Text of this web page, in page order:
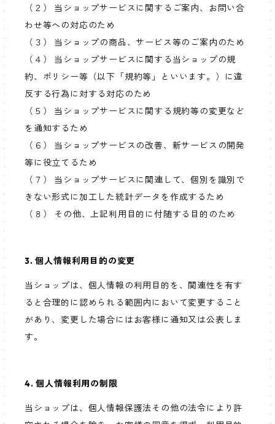
（２） 当ショップサービスに関するご案内、お問い合
わせ等への対応のため
（３） 当ショップの商品、サービス等のご案内のため
（４） 当ショップサービスに関する当ショップの規
約、ポリシー等（以下「規約等」といいます。）に違
反する行為に対する対応のため
（５） 当ショップサービスに関する規約等の変更など
を通知するため
（６） 当ショップサービスの改善、新サービスの開発
等に役立てるため
（７） 当ショップサービスに関連して、個別を識別で
きない形式に加工した統計データを作成するため
（８） その他、上記利用目的に付随する目的のため
3. 個人情報利用目的の変更
当ショップは、個人情報の利用目的を、関連性を有す
ると合理的に認められる範囲内において変更すること
があり、変更した場合にはお客様に通知又は公表しま
す。
4. 個人情報利用の制限
当ショップは、個人情報保護法その他の法令により許